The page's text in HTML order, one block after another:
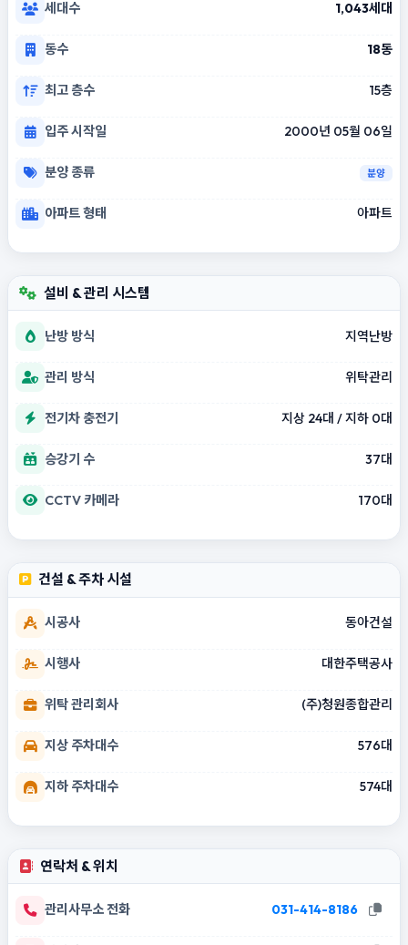
세대수 1,043세대
동수 18동
최고 층수 15층
입주 시작일 2000년 05월 06일
분양 종류 분양
아파트 형태 아파트
설비 & 관리 시스템
난방 방식 지역난방
관리 방식 위탁관리
전기차 충전기 지상 24대 / 지하 0대
승강기 수 37대
CCTV 카메라 170대
건설 & 주차 시설
시공사 동아건설
시행사 대한주택공사
위탁 관리회사 (주)청원종합관리
지상 주차대수 576대
지하 주차대수 574대
연락처 & 위치
관리사무소 전화 031-414-8186